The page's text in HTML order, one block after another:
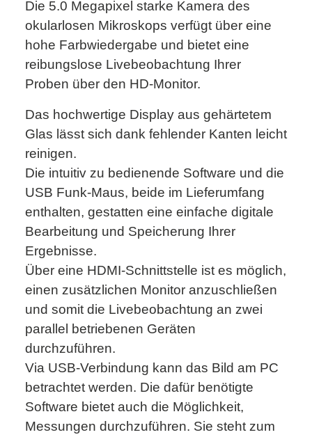
Die 5.0 Megapixel starke Kamera des
okularlosen Mikroskops verfügt über eine
hohe Farbwiedergabe und bietet eine
reibungslose Livebeobachtung Ihrer
Proben über den HD-Monitor.
Das hochwertige Display aus gehärtetem
Glas lässt sich dank fehlender Kanten leicht
reinigen.
Die intuitiv zu bedienende Software und die
USB Funk-Maus, beide im Lieferumfang
enthalten, gestatten eine einfache digitale
Bearbeitung und Speicherung Ihrer
Ergebnisse.
Über eine HDMI-Schnittstelle ist es möglich,
einen zusätzlichen Monitor anzuschließen
und somit die Livebeobachtung an zwei
parallel betriebenen Geräten
durchzuführen.
Via USB-Verbindung kann das Bild am PC
betrachtet werden. Die dafür benötigte
Software bietet auch die Möglichkeit,
Messungen durchzuführen. Sie steht zum